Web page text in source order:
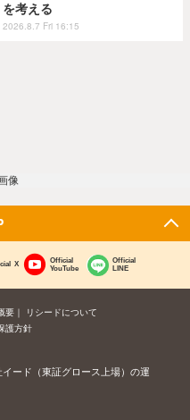
を考える
2026.8.7 Fri 16:15
像
X
Official
YouTube
Official
LINE
要
リシードについて
護方針
ード（東証グロース上場）の運